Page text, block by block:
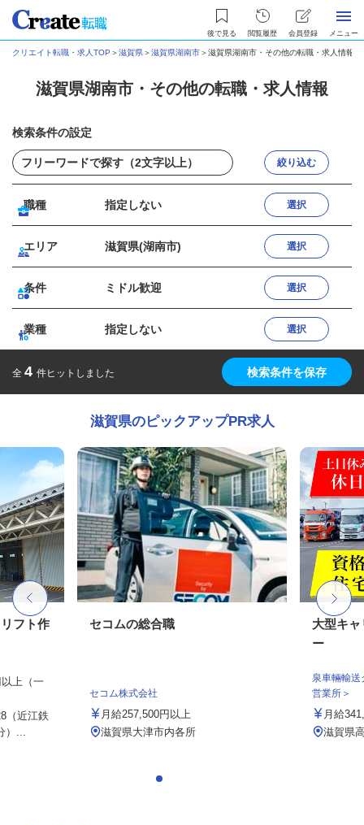
後で見る 閲覧履歴 会員登録 メニュー
クリエイト転職・求人TOP ＞滋賀県＞滋賀県湖南市＞滋賀県湖南市・その他の転職・求人情報
滋賀県湖南市・その他の転職・求人情報
検索条件の設定
絞り込む
職種 指定しない 選択
エリア 滋賀県(湖南市) 選択
条件 ミドル歓迎 選択
業種 指定しない 選択
全 4 件ヒットしました 検索条件を保存
滋賀県のピックアップPR求人
フト作
上（一
（近江鉄
...
セコムの総合職
セコム株式会社
月給257,500円以上
滋賀県大津市内各所
大型キ
ー
泉車輛輸
営業所＞
月給
滋賀県